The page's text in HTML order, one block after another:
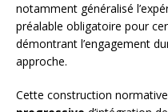
notamment généralisé
préalable obligatoire pour
démontrant l’engagement
approche.
Cette construction